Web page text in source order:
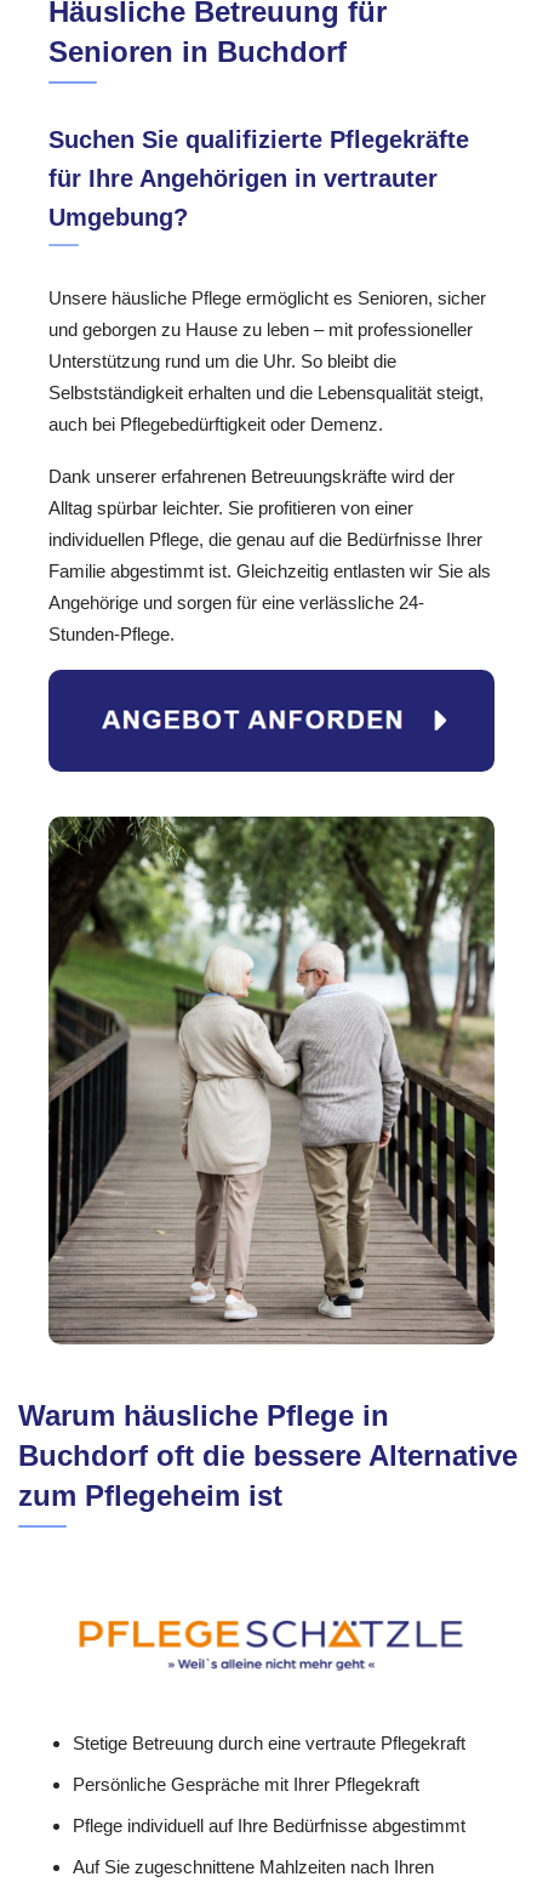
Häusliche Betreuung für
Senioren in Buchdorf
Suchen Sie qualifizierte Pflegekräfte
für Ihre Angehörigen in vertrauter
Umgebung?
Unsere häusliche Pflege ermöglicht es Senioren, sicher
und geborgen zu Hause zu leben – mit professioneller
Unterstützung rund um die Uhr. So bleibt die
Selbstständigkeit erhalten und die Lebensqualität steigt,
auch bei Pflegebedürftigkeit oder Demenz.
Dank unserer erfahrenen Betreuungskräfte wird der
Alltag spürbar leichter. Sie profitieren von einer
individuellen Pflege, die genau auf die Bedürfnisse Ihrer
Familie abgestimmt ist. Gleichzeitig entlasten wir Sie als
Angehörige und sorgen für eine verlässliche 24-
Stunden-Pflege.
Warum häusliche Pflege in
Buchdorf oft die bessere Alternative
zum Pflegeheim ist
Stetige Betreuung durch eine vertraute Pflegekraft
Persönliche Gespräche mit Ihrer Pflegekraft
Pflege individuell auf Ihre Bedürfnisse abgestimmt
Auf Sie zugeschnittene Mahlzeiten nach Ihren